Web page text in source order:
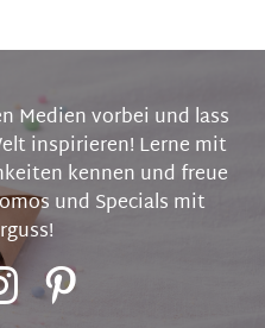
Medien vorbei und lass
inspirieren! Lerne mit
kennen und freue
und Specials mit